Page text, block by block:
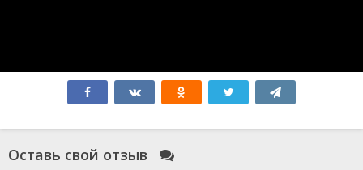
Всё закончится на нас
Моя вина: Лондон
Голый пистолет
Оставь свой отзыв